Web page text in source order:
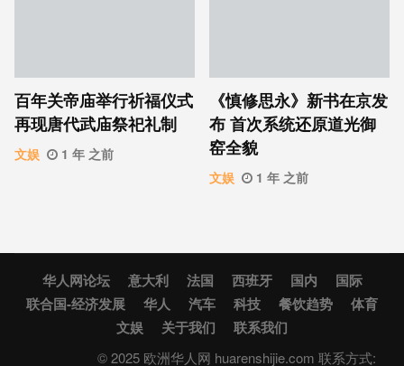
百年关帝庙举行祈福仪式
再现唐代武庙祭祀礼制
文娱 1 年 之前
《慎修思永》新书在京发
布 首次系统还原道光御
窑全貌
文娱 1 年 之前
华人网论坛 意大利 法国 西班牙 国内
国际
联合国-经济发展
华人 汽车 科技 餐饮趋势
体育
文娱
关于我们 联系我们
© 2025 欧洲华人网 huarenshijie.com 联系方式: